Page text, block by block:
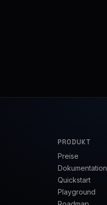
PRODUKT
Preise
Dokumentation
Quickstart
Playground